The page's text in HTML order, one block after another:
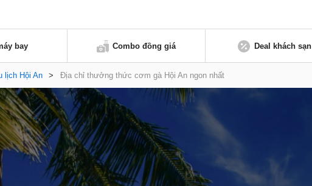
bay Combo đồng giá Deal khách sạn
lịch Hội An > Địa chỉ thưởng thức cơm gà Hội An ngon nhất